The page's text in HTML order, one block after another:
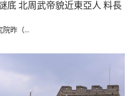
底 北周武帝貌近東亞人 料長
院昨（...